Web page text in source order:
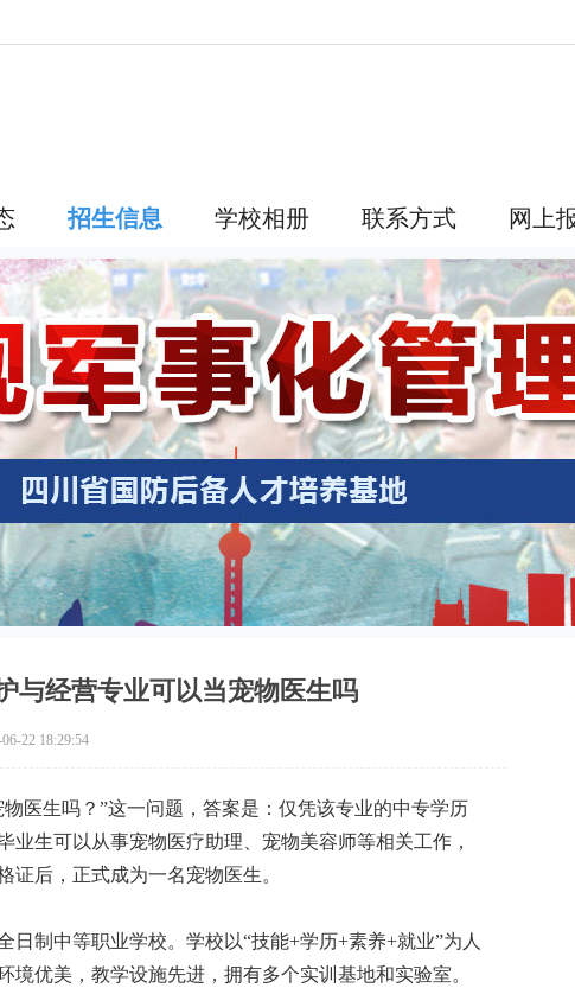
招生信息 学校相册 联系方式 网上
与经营专业可以当宠物医生吗
22 18:29:54
医生吗？”这一问题，答案是：仅凭该专业的中专学历
生可以从事宠物医疗助理、宠物美容师等相关工作，
后，正式成为一名宠物医生。
制中等职业学校。学校以“技能+学历+素养+就业”为人
优美，教学设施先进，拥有多个实训基地和实验室。